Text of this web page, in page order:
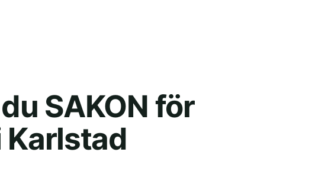
SAKON för